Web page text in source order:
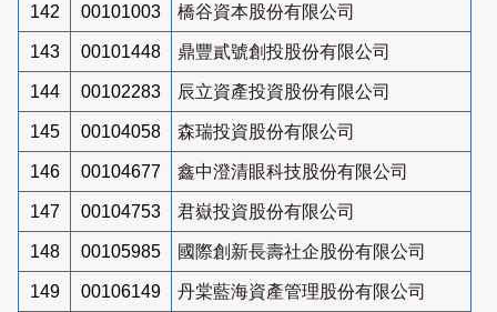
142 00101003 橋谷資本股份有限公司
143 00101448 鼎豐貳號創投股份有限公司
144 00102283 辰立資產投資股份有限公司
145 00104058 森瑞投資股份有限公司
146 00104677 鑫中澄清眼科技股份有限公司
147 00104753 君嶽投資股份有限公司
148 00105985 國際創新長壽社企股份有限公司
149 00106149 丹棠藍海資產管理股份有限公司